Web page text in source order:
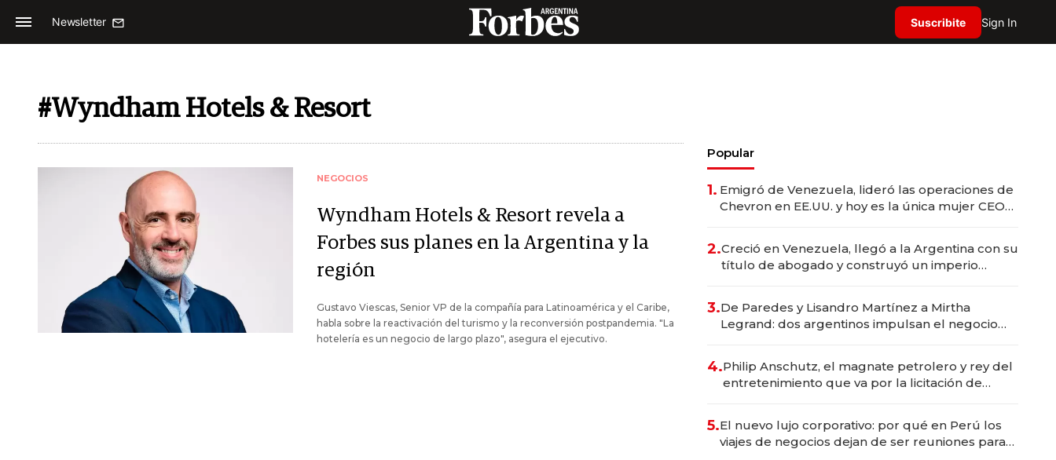
Newsletter Suscribite Sign In
#Wyndham Hotels & Resort
NEGOCIOS
Wyndham Hotels & Resort revela a
Forbes sus planes en la Argentina y la
región
Gustavo Viescas, Senior VP de la compañía para Latinoamérica y el Caribe,
habla sobre la reactivación del turismo y la reconversión postpandemia. "La
hotelería es un negocio de largo plazo", asegura el ejecutivo.
Popular
1. Emigró de Venezuela, lideró las operaciones de
Chevron en EE.UU. y hoy es la única mujer CEO
2.Creció en Venezuela, llegó a la Argentina con su
título de abogado y construyó un imperio
3.De Paredes y Lisandro Martínez a Mirtha
Legrand: dos argentinos impulsan el negocio
4.Philip Anschutz, el magnate petrolero y rey del
entretenimiento que va por la licitación de
5.El nuevo lujo corporativo: por qué en Perú los
viajes de negocios dejan de ser reuniones para